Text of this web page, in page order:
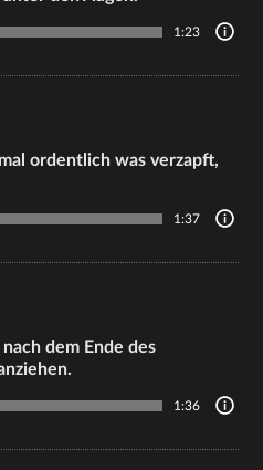
1:23
ordentlich was verzapft,
1:37
dem Ende des
1:36